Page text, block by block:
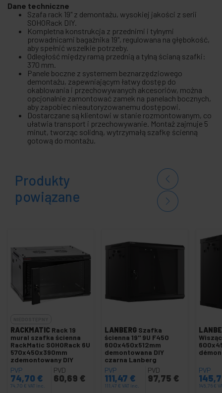
Dane techniczne
Szafa rack 19" z demontażu, wysokiej jakości z serii
SOHORack DIY.
Kompletna konstrukcja z przednimi i tylnymi
prowadnicami bagażnika 19", regulowana na głębokość,
aby spełnić wszelkie potrzeby.
Odległość między ramą przednią a tylną ścianą szafki:
370 mm.
Panele boczne z systemem beznarzędziowego
demontażu, zapewniającym łatwy dostęp do
okablowania i przechowywanych akcesoriów, można
opcjonalnie zamontować zamek na panelach bocznych,
aby zapobiec nieautoryzowanemu dostępowi.
Dostarczane są klientowi w stanie rozmontowanym, co
ułatwia transport i przechowywanie. Montaż zajmuje 5
minut, tworząc solidną, wytrzymałą szafkę ścienną
gotową do montażu.
Produkty
powiązane
RACKMATIC Rack 19
mural szafka ścienna
RackMatic SOHORack 6U
570x450x390mm
zdemontowany DIY
PVP
74,70 €
74,70 € VAT inc.
PVD
60,69 €
LANBERG Szafka
ścienna 19" 9U F450
600x450x512mm
demontowana DIY
czarna Lanberg
PVP
111,47 €
111,47 € VAT inc.
PVD
97,75 €
PVP
145,76 €